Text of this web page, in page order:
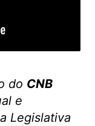
do CNB
e
Legislativa